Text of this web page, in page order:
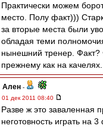
Практически можем
место. Полу факт)))
за вторые места были
обладая теми
нынешний тренер. Факт?
прежнему как на
Ален -
01 дек 2011 08:40
Разве ж это заваленная
неготовность играть на 3